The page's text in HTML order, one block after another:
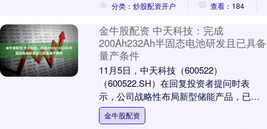
分类：炒股配资开户
查看：184
金牛股配资 中天科技：完成
200Ah232Ah半固态电池研发且已具备
量产条件
11月5日，中天科技（600522）
（600522.SH）在回复投资者提问时表
示，公司战略性布局新型储能产品，已构
建半固态-准固态-全固态电池的阶梯式技术
布局，....
金牛股配资